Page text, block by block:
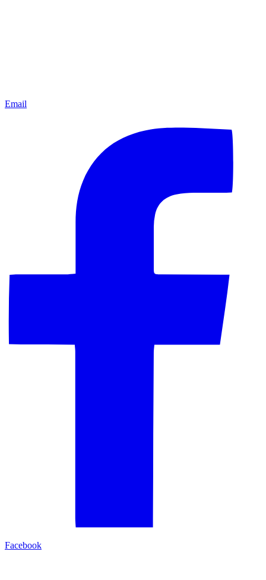
Email
Facebook